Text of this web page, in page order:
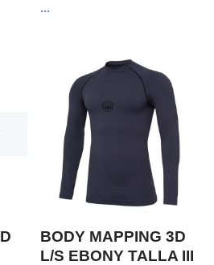
...
BODY MAPPING 3D
L/S EBONY TALLA III